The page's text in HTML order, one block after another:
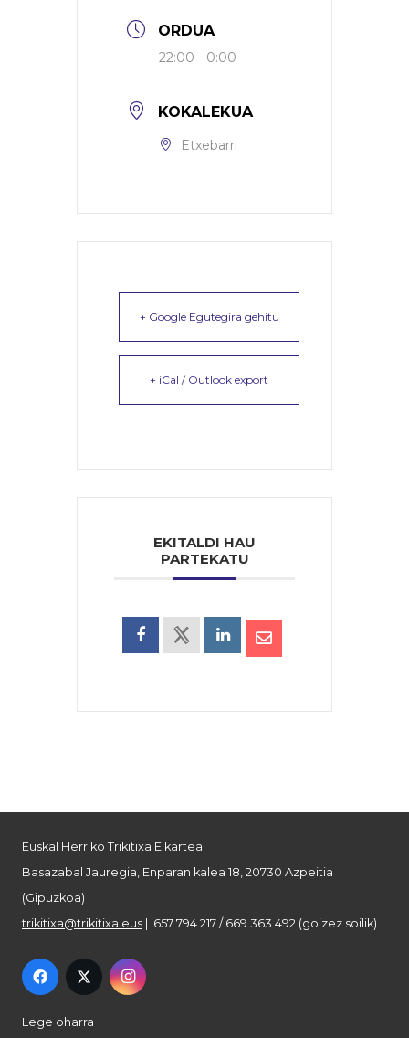
ORDUA
22:00 - 0:00
KOKALEKUA
Etxebarri
+ Google Egutegira gehitu
+ iCal / Outlook export
EKITALDI HAU
PARTEKATU
Euskal Herriko Trikitixa Elkartea
Basazabal Jauregia, Enparan kalea 18, 20730 Azpeitia
(Gipuzkoa)
trikitixa@trikitixa.eus | 657 794 217 / 669 363 492 (goizez soilik)
Lege oharra